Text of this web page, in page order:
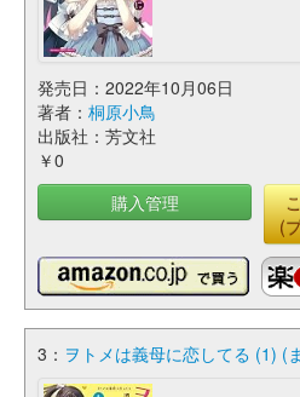
発売日：2022年10月06日
著者： 桐原小鳥
出版社：芳文社
￥0
購入管理
(
3： ヲトメは義母に恋してる (1) (